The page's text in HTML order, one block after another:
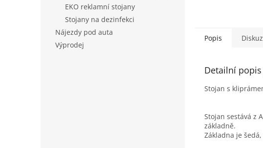
EKO reklamní stojany
Stojany na dezinfekci
Nájezdy pod auta
Výprodej
Popis
Detailní
Stojan s
Stojan sestává z
základně.
Základna je